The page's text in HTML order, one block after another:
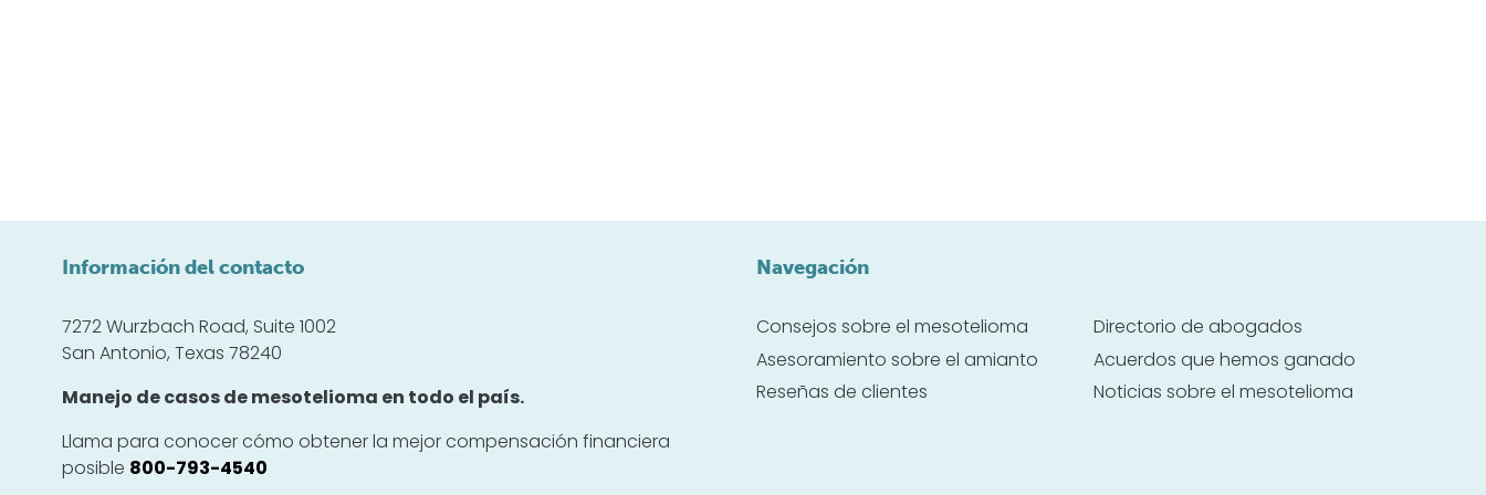
Información del contacto
7272 Wurzbach Road, Suite 1002
San Antonio, Texas 78240
Manejo de casos de mesotelioma en todo el país.
Llama para conocer cómo obtener la mejor compensación financiera
posible 800-793-4540
Navegación
Consejos sobre el mesotelioma
Directorio de abogados
Asesoramiento sobre el amianto
Acuerdos que hemos ganado
Reseñas de clientes
Noticias sobre el mesotelioma